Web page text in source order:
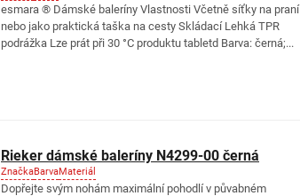
esmara ® Dámské baleríny Vlastnosti Včetně síťky na praní
nebo jako praktická taška na cesty Skládací Lehká TPR
podrážka Lze prát při 30 °C produktu tabletd Barva: černá;...
Rieker dámské baleríny N4299-00 černá
ZnačkaBarvaMateriál
Dopřejte svým nohám maximální pohodlí v půvabném